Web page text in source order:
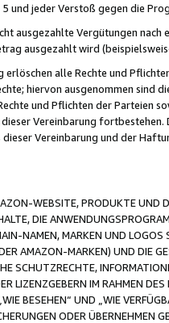
und jeder Verstoß gegen die
ausgezahlte Vergütungen
ausgezahlt wird
erlöschen alle Rechte und
hiervon ausgenommen sind
und Pflichten der Parteien
Vereinbarung
Vereinbarung und der
WEBSITE, PRODUKTE UND
DIE
NAMEN, MARKEN UND
AMAZON-MARKEN) UND DIE
SCHUTZRECHTE,
LIZENZGEBERN IM RAHMEN
BESEHEN“ UND „WIE
ODER ÜBERNEHMEN